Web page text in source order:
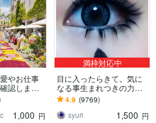
やお仕事
認します
っかりお
安心して
1,000 円
満枠対応中
目に入ったらきて。気に
なる事生まれつきの力で
視ます 視ましょう恋愛や
仕事などこの先など
4.9 (9769)
syuri
1,500 円